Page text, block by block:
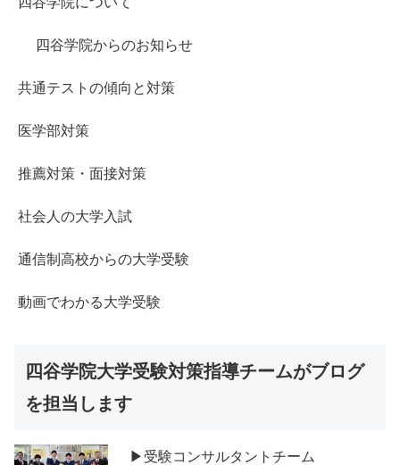
四谷学院からのお知らせ
共通テストの傾向と対策
医学部対策
推薦対策・面接対策
社会人の大学入試
通信制高校からの大学受験
動画でわかる大学受験
四谷学院大学受験対策指導チームがブログ
を担当します
▶受験コンサルタントチーム